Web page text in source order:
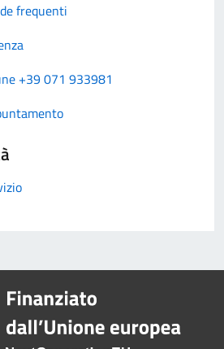
frequenti
+39 071 933981